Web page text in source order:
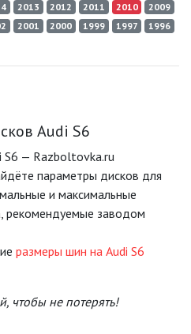
2013 2012 2011 2010
2009
2001 2000 1999 1997
1996
Audi S6
S6 — Razboltovka.ru
параметры дисков для
и максимальные
рекомендуемые заводом
размеры шин на Audi S6
чтобы не потерять!